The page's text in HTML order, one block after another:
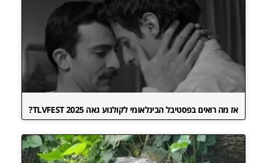
אז מה רואים בפסטיבל הבינלאומי לקולנוע גאה TLVFEST 2025?